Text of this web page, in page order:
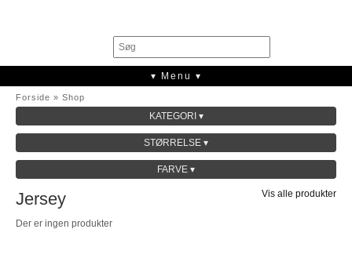
▾ Menu ▾
Forside » Shop
KATEGORI ▾
KOLLEKTION
ACCESSORIES
CASHMERE
FRAKKER
KJOLER
STØRRELSE ▾
FARVE ▾
Vis alle produkter
Jersey
Der er ingen produkter